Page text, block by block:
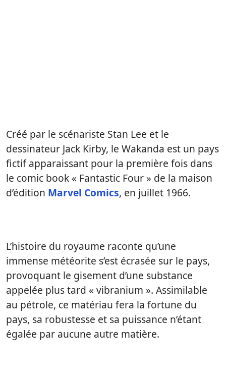
Créé par le scénariste Stan Lee et le
dessinateur Jack Kirby, le Wakanda est un pays
fictif apparaissant pour la première fois dans
le comic book « Fantastic Four » de la maison
d’édition Marvel Comics, en juillet 1966.
L’histoire du royaume raconte qu’une
immense météorite s’est écrasée sur le pays,
provoquant le gisement d’une substance
appelée plus tard « vibranium ». Assimilable
au pétrole, ce matériau fera la fortune du
pays, sa robustesse et sa puissance n’étant
égalée par aucune autre matière.